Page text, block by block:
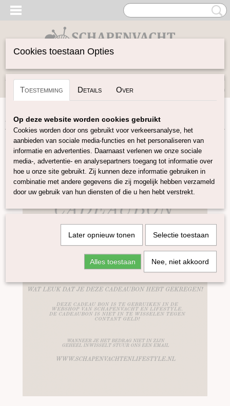
Inloggen Registreren
(0)
Home>Cadeaubon>Cadeaubon t.w.v €15,-
Cookies toestaan Opties
Toestemming Details Over
Op deze website worden cookies gebruikt
Cookies worden door ons gebruikt voor verkeersanalyse, het
aanbieden van sociale media-functies en het personaliseren van
informatie en advertenties. Daarnaast verlenen we onze sociale
media-, advertentie- en analysepartners toegang tot informatie over
hoe u onze site gebruikt. Zij kunnen deze informatie gebruiken in
combinatie met andere gegevens die zij mogelijk hebben verzameld
door uw gebruik van hun diensten of die u hen hebt verstrekt.
Later opnieuw tonen Selectie toestaan
Alles toestaan Nee, niet akkoord